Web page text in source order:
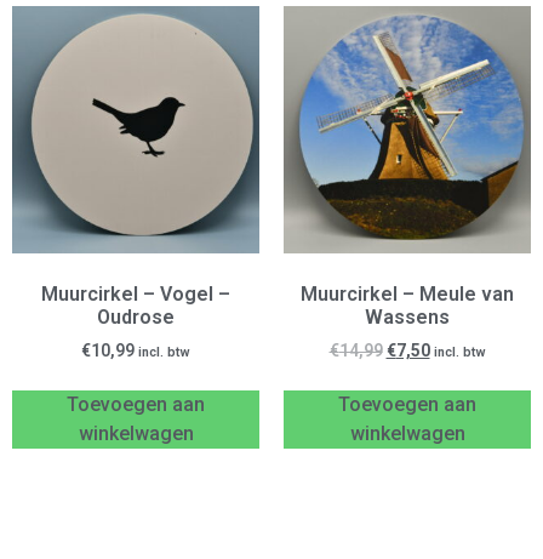
Muurcirkel – Vogel –
Oudrose
€10,99 incl. btw
Toevoegen aan
winkelwagen
Muurcirkel – Meule van
Wassens
€14,99 €7,50 incl. btw
Toevoegen aan
winkelwagen